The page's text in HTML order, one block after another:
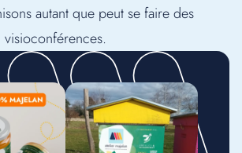
autant que peut se faire des
visioconférences.